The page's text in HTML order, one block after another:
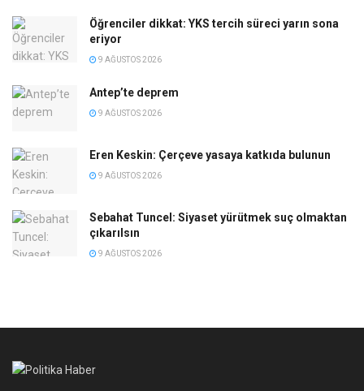
Öğrenciler dikkat: YKS tercih süreci yarın sona
eriyor
9 AĞUSTOS 2026
Antep’te deprem
9 AĞUSTOS 2026
Eren Keskin: Çerçeve yasaya katkıda bulunun
9 AĞUSTOS 2026
Sebahat Tuncel: Siyaset yürütmek suç olmaktan
çıkarılsın
9 AĞUSTOS 2026